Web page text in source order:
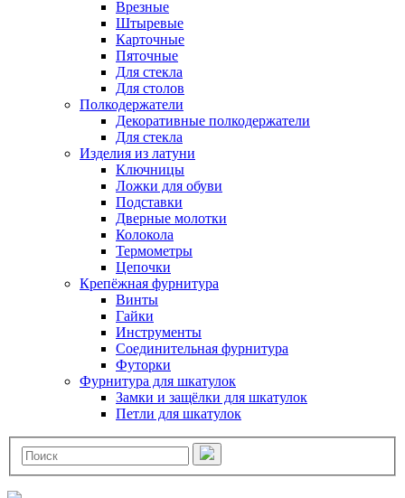
Врезные
Штыревые
Карточные
Пяточные
Для стекла
Для столов
Полкодержатели
Декоративные полкодержатели
Для стекла
Изделия из латуни
Ключницы
Ложки для обуви
Подставки
Дверные молотки
Колокола
Термометры
Цепочки
Крепёжная фурнитура
Винты
Гайки
Инструменты
Соединительная фурнитура
Футорки
Фурнитура для шкатулок
Замки и защёлки для шкатулок
Петли для шкатулок